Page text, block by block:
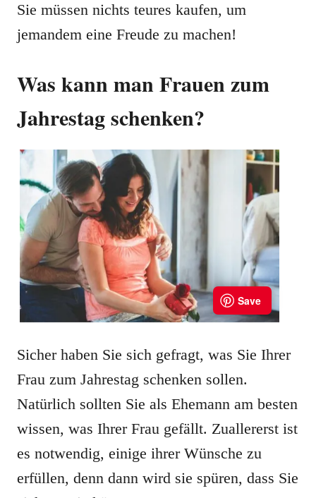
Sie müssen nichts teures kaufen, um
jemandem eine Freude zu machen!
Was kann man Frauen zum
Jahrestag schenken?
Sicher haben Sie sich gefragt, was Sie Ihrer
Frau zum Jahrestag schenken sollen.
Natürlich sollten Sie als Ehemann am besten
wissen, was Ihrer Frau gefällt. Zuallererst ist
es notwendig, einige ihrer Wünsche zu
erfüllen, denn dann wird sie spüren, dass Sie